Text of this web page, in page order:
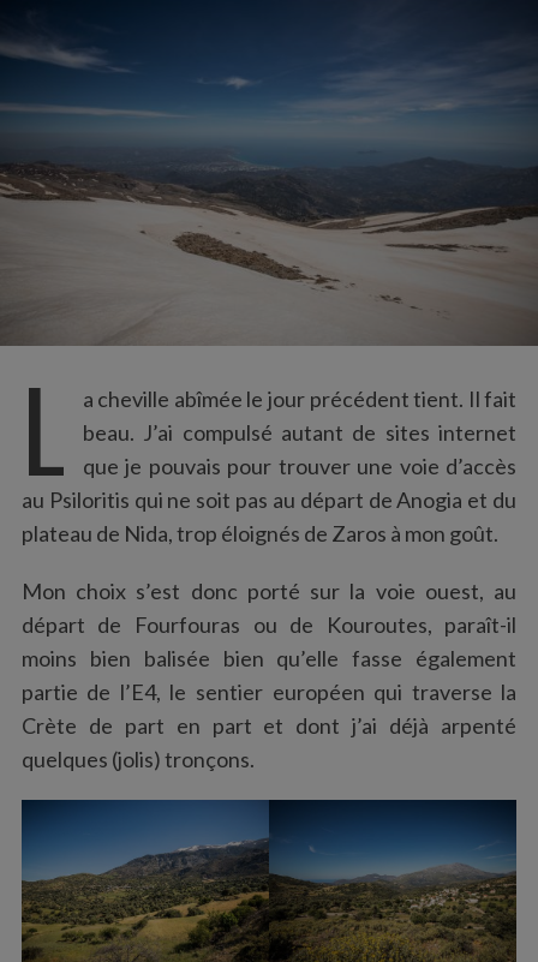
L
a cheville abîmée le jour précédent tient. Il fait
beau. J’ai compulsé autant de sites internet
que je pouvais pour trouver une voie d’accès
au Psiloritis qui ne soit pas au départ de Anogia et du
plateau de Nida, trop éloignés de Zaros à mon goût.
Mon choix s’est donc porté sur la voie ouest, au
départ de Fourfouras ou de Kouroutes, paraît-il
moins bien balisée bien qu’elle fasse également
partie de l’E4, le sentier européen qui traverse la
Crète de part en part et dont j’ai déjà arpenté
quelques (jolis) tronçons.